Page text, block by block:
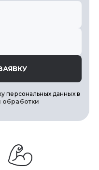
персональных данных в
обработки